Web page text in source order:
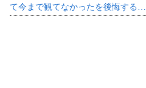
て今まで観てなかったを後悔する…